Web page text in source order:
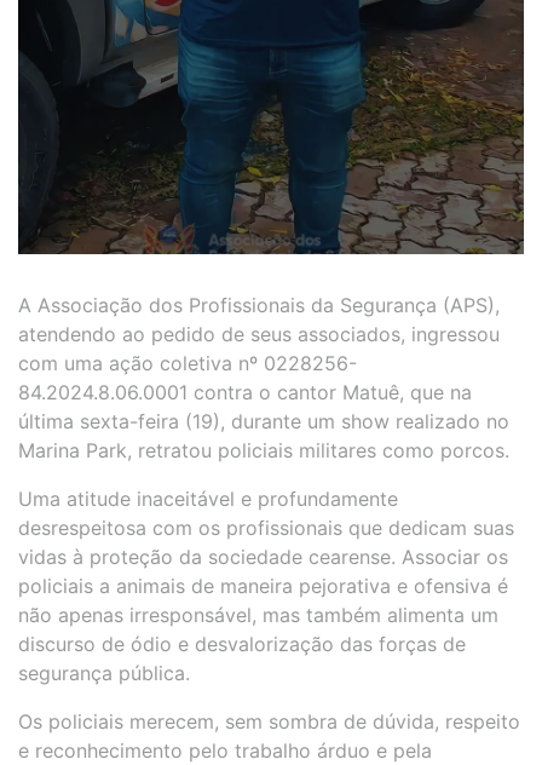
A Associação dos Profissionais da Segurança (APS),
atendendo ao pedido de seus associados, ingressou
com uma ação coletiva nº 0228256-
84.2024.8.06.0001 contra o cantor Matuê, que na
última sexta-feira (19), durante um show realizado no
Marina Park, retratou policiais militares como porcos.
Uma atitude inaceitável e profundamente
desrespeitosa com os profissionais que dedicam suas
vidas à proteção da sociedade cearense. Associar os
policiais a animais de maneira pejorativa e ofensiva é
não apenas irresponsável, mas também alimenta um
discurso de ódio e desvalorização das forças de
segurança pública.
Os policiais merecem, sem sombra de dúvida, respeito
e reconhecimento pelo trabalho árduo e pela